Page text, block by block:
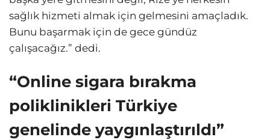
sağlık hizmeti almak için gelmesini amaçladık.
Bunu başarmak için de gece gündüz
çalışacağız.” dedi.
“Online sigara bırakma
poliklinikleri Türkiye
genelinde yaygınlaştırıldı”